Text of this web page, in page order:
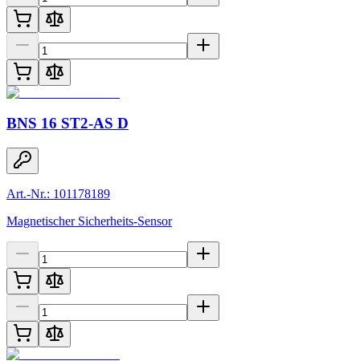
BNS 16 ST2-AS D
Art.-Nr.: 101178189
Magnetischer Sicherheits-Sensor